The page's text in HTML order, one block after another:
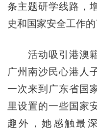
条主题研学线路，
史和国家安全工作的
活动吸引港澳籍
广州南沙民心港人
一次来到广东省国
里设置的一些国家
趣外，她感触最